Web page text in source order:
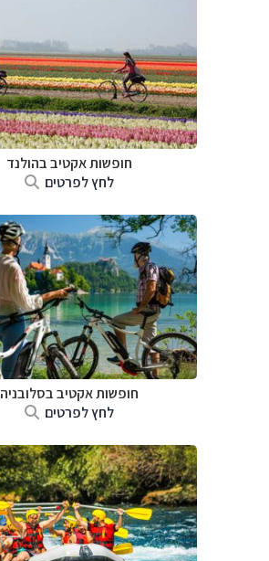
חופשות אקטיב בהולנד
לחץ לפרטים
חופשות אקטיב בסלובניה
לחץ לפרטים